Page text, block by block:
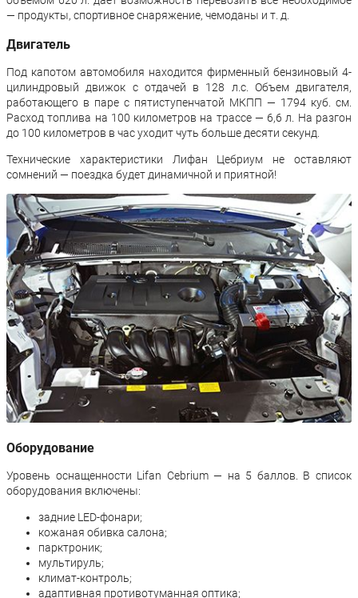
— продукты, спортивное снаряжение, чемоданы и т. д.
Двигатель
Под капотом автомобиля находится фирменный бензиновый 4-
цилиндровый движок с отдачей в 128 л.с. Объем двигателя,
работающего в паре с пятиступенчатой МКПП — 1794 куб. см.
Расход топлива на 100 километров на трассе — 6,6 л. На разгон
до 100 километров в час уходит чуть больше десяти секунд.
Технические характеристики Лифан Цебриум не оставляют
сомнений — поездка будет динамичной и приятной!
Оборудование
Уровень оснащенности Lifan Cebrium — на 5 баллов. В список
оборудования включены:
задние LED-фонари;
кожаная обивка салона;
парктроник;
мультируль;
климат-контроль;
адаптивная противотуманная оптика;